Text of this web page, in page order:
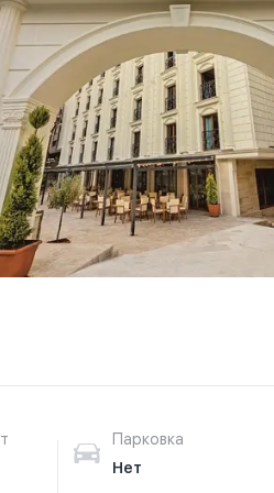
Парковка
Нет